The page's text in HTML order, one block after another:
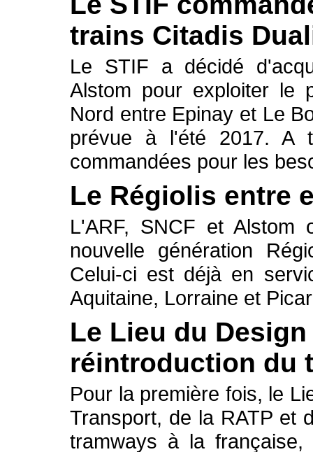
trains Citadis
Le STIF a décidé
Alstom pour exploiter le
Nord entre Epinay et Le
prévue à l'été 2017. A
commandées pour les
Le Régiolis entre
L'ARF, SNCF et
nouvelle génération
Celui-ci est déjà en
Aquitaine, Lorraine et
Le Lieu du
réintroduction du
Pour la première fois, le
Transport, de la RATP et
tramways à la française,